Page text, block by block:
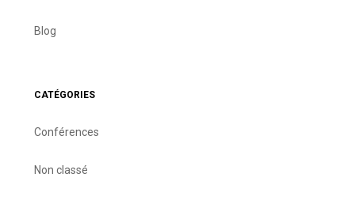
Blog
CATÉGORIES
Conférences
Non classé